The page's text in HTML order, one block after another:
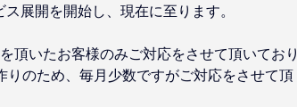
展開を開始し、現在に至ります。
頂いたお客様のみご対応をさせて頂いており
のため、毎月少数ですがご対応をさせて頂